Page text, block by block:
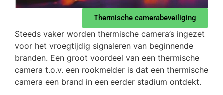
Thermische camerabeveiliging
Steeds vaker worden thermische camera’s ingezet
voor het vroegtijdig signaleren van beginnende
branden. Een groot voordeel van een thermische
camera t.o.v. een rookmelder is dat een thermische
camera een brand in een eerder stadium ontdekt.